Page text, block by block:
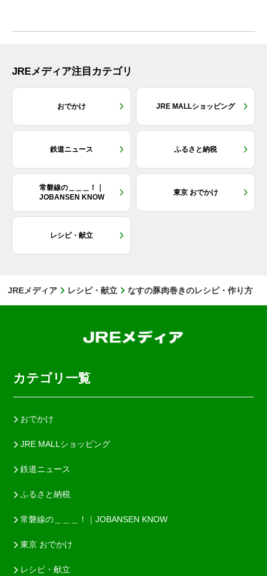
JREメディア注目カテゴリ
おでかけ JRE MALLショッピング
鉄道ニュース ふるさと納税
常磐線の＿＿＿！｜
JOBANSEN KNOW
東京 おでかけ
レシピ・献立
JREメディア レシピ・献立 なすの豚肉巻きのレシピ・作り方
カテゴリ一覧
おでかけ
JRE MALLショッピング
鉄道ニュース
ふるさと納税
常磐線の＿＿＿！｜JOBANSEN KNOW
東京 おでかけ
レシピ・献立